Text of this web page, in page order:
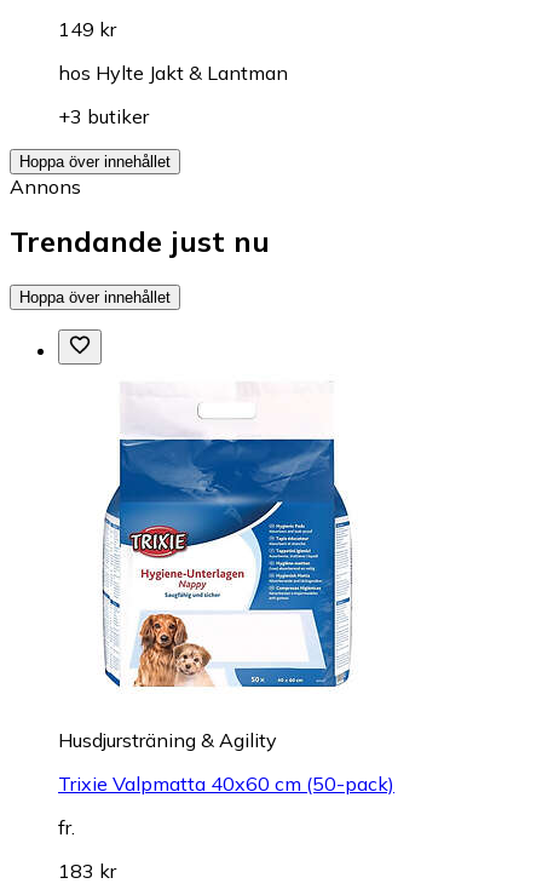
149 kr
hos Hylte Jakt & Lantman
+3 butiker
Hoppa över innehållet
Annons
Trendande just nu
Hoppa över innehållet
Husdjursträning & Agility
Trixie Valpmatta 40x60 cm (50-pack)
fr.
183 kr